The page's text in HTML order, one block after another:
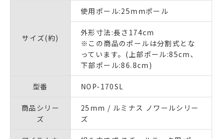
サイズ(約)
使用ポール:25mmポール
外形寸法:長さ174cm
※この商品のポールは分割式とな
っています。(上部ポール:85cm、
下部ポール:86.8cm)
型番 NOP-170SL
商品シリー
ズ
25mm / ルミナス ノワールシリー
ズ